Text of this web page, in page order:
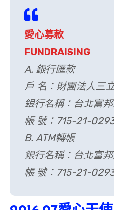
愛心募款
FUNDRAISING
A. 銀行匯款
戶 名：財團法人三
銀行名稱：台北富
帳 號：715-21-
B. ATM轉帳
銀行名稱：台北富
帳 號：715-21-